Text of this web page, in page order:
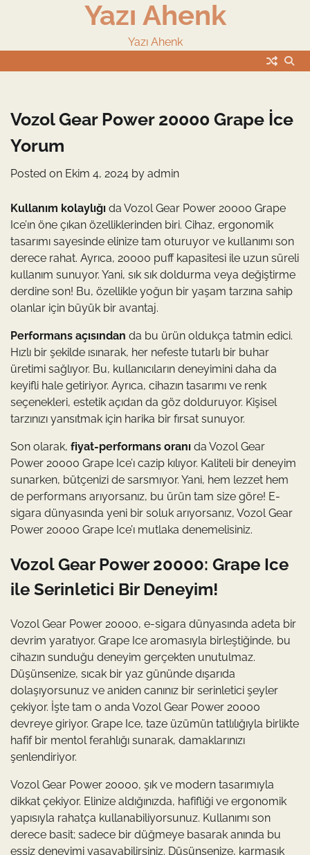
Yazı Ahenk
Yazı Ahenk
Vozol Gear Power 20000 Grape İce
Yorum
Posted on Ekim 4, 2024 by admin
Kullanım kolaylığı da Vozol Gear Power 20000 Grape
Ice’ın öne çıkan özelliklerinden biri. Cihaz, ergonomik
tasarımı sayesinde elinize tam oturuyor ve kullanımı son
derece rahat. Ayrıca, 20000 puff kapasitesi ile uzun süreli
kullanım sunuyor. Yani, sık sık doldurma veya değiştirme
derdine son! Bu, özellikle yoğun bir yaşam tarzına sahip
olanlar için büyük bir avantaj.
Performans açısından da bu ürün oldukça tatmin edici.
Hızlı bir şekilde ısınarak, her nefeste tutarlı bir buhar
üretimi sağlıyor. Bu, kullanıcıların deneyimini daha da
keyifli hale getiriyor. Ayrıca, cihazın tasarımı ve renk
seçenekleri, estetik açıdan da göz dolduruyor. Kişisel
tarzınızı yansıtmak için harika bir fırsat sunuyor.
Son olarak, fiyat-performans oranı da Vozol Gear
Power 20000 Grape Ice’ı cazip kılıyor. Kaliteli bir deneyim
sunarken, bütçenizi de sarsmıyor. Yani, hem lezzet hem
de performans arıyorsanız, bu ürün tam size göre! E-
sigara dünyasında yeni bir soluk arıyorsanız, Vozol Gear
Power 20000 Grape Ice’ı mutlaka denemelisiniz.
Vozol Gear Power 20000: Grape Ice
ile Serinletici Bir Deneyim!
Vozol Gear Power 20000, e-sigara dünyasında adeta bir
devrim yaratıyor. Grape Ice aromasıyla birleştiğinde, bu
cihazın sunduğu deneyim gerçekten unutulmaz.
Düşünsenize, sıcak bir yaz gününde dışarıda
dolaşıyorsunuz ve aniden canınız bir serinletici şeyler
çekiyor. İşte tam o anda Vozol Gear Power 20000
devreye giriyor. Grape Ice, taze üzümün tatlılığıyla birlikte
hafif bir mentol ferahlığı sunarak, damaklarınızı
şenlendiriyor.
Vozol Gear Power 20000, şık ve modern tasarımıyla
dikkat çekiyor. Elinize aldığınızda, hafifliği ve ergonomik
yapısıyla rahatça kullanabiliyorsunuz. Kullanımı son
derece basit; sadece bir düğmeye basarak anında bu
eşsiz deneyimi yaşayabilirsiniz. Düşünsenize, karmaşık